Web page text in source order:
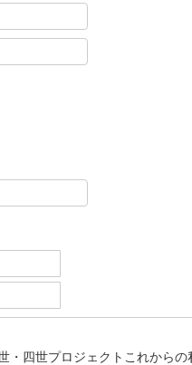
四世プロジェクトこれからの